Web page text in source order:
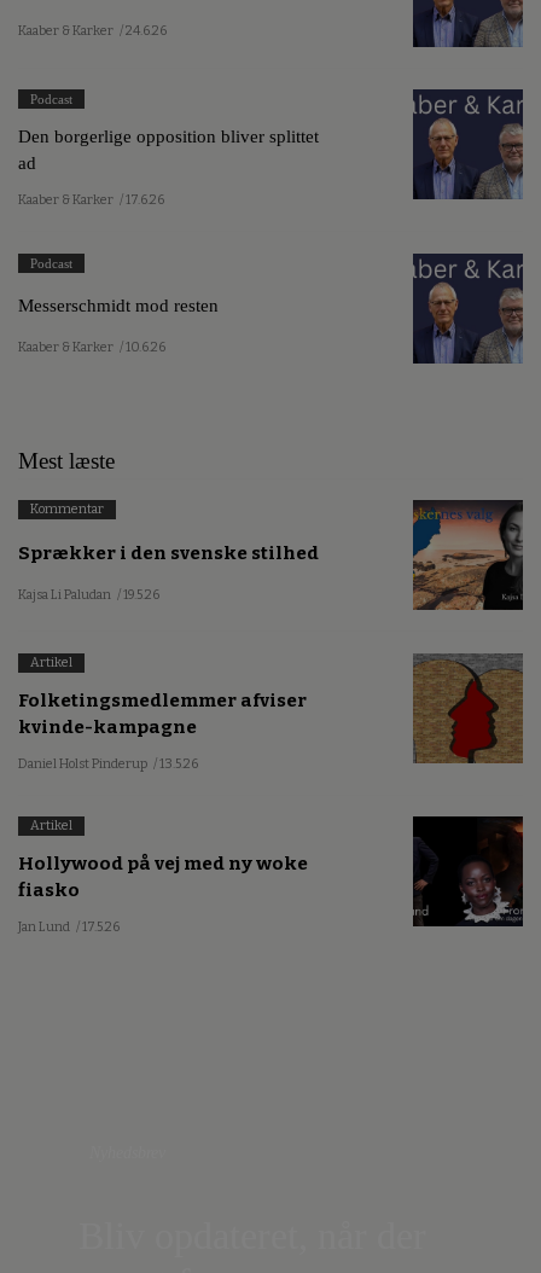
Kaaber & Karker / 24.6.26
Podcast
Den borgerlige opposition bliver splittet
ad
Kaaber & Karker / 17.6.26
Podcast
Messerschmidt mod resten
Kaaber & Karker / 10.6.26
Mest læste
Kommentar
Sprækker i den svenske stilhed
Kajsa Li Paludan / 19.5.26
Artikel
Folketingsmedlemmer afviser
kvinde-kampagne
Daniel Holst Pinderup / 13.5.26
Artikel
Hollywood på vej med ny woke
fiasko
Jan Lund / 17.5.26